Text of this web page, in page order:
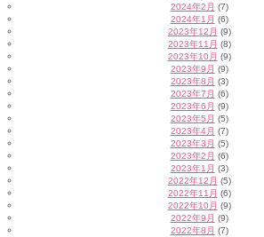
2024年2月 (7)
2024年1月 (6)
2023年12月 (9)
2023年11月 (8)
2023年10月 (9)
2023年9月 (9)
2023年8月 (3)
2023年7月 (6)
2023年6月 (9)
2023年5月 (5)
2023年4月 (7)
2023年3月 (5)
2023年2月 (6)
2023年1月 (3)
2022年12月 (5)
2022年11月 (6)
2022年10月 (9)
2022年9月 (9)
2022年8月 (7)